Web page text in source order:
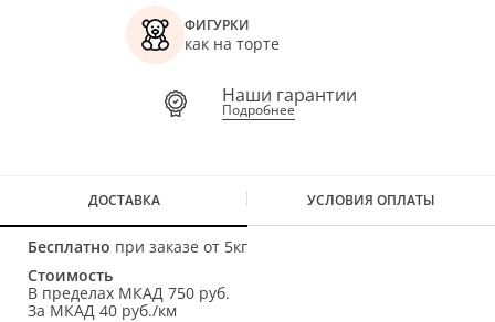
ФИГУРКИ
как на торте
Наши гарантии
Подробнее
ДОСТАВКА УСЛОВИЯ ОПЛАТЫ
Бесплатно при заказе от 5кг
Стоимость
В пределах МКАД 750 руб.
За МКАД 40 руб./км